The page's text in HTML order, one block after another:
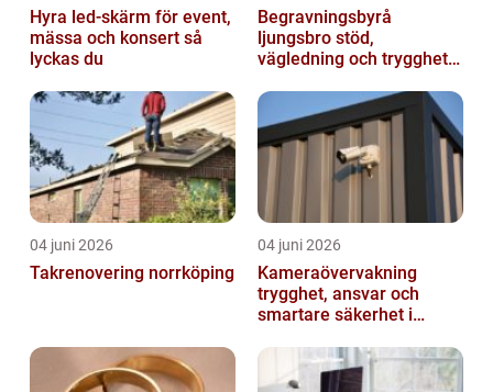
Hyra led-skärm för event,
mässa och konsert så
lyckas du
Begravningsbyrå
ljungsbro stöd,
vägledning och trygghet
04 juni 2026
Takrenovering norrköping
04 juni 2026
Kameraövervakning
trygghet, ansvar och
smartare säkerhet i